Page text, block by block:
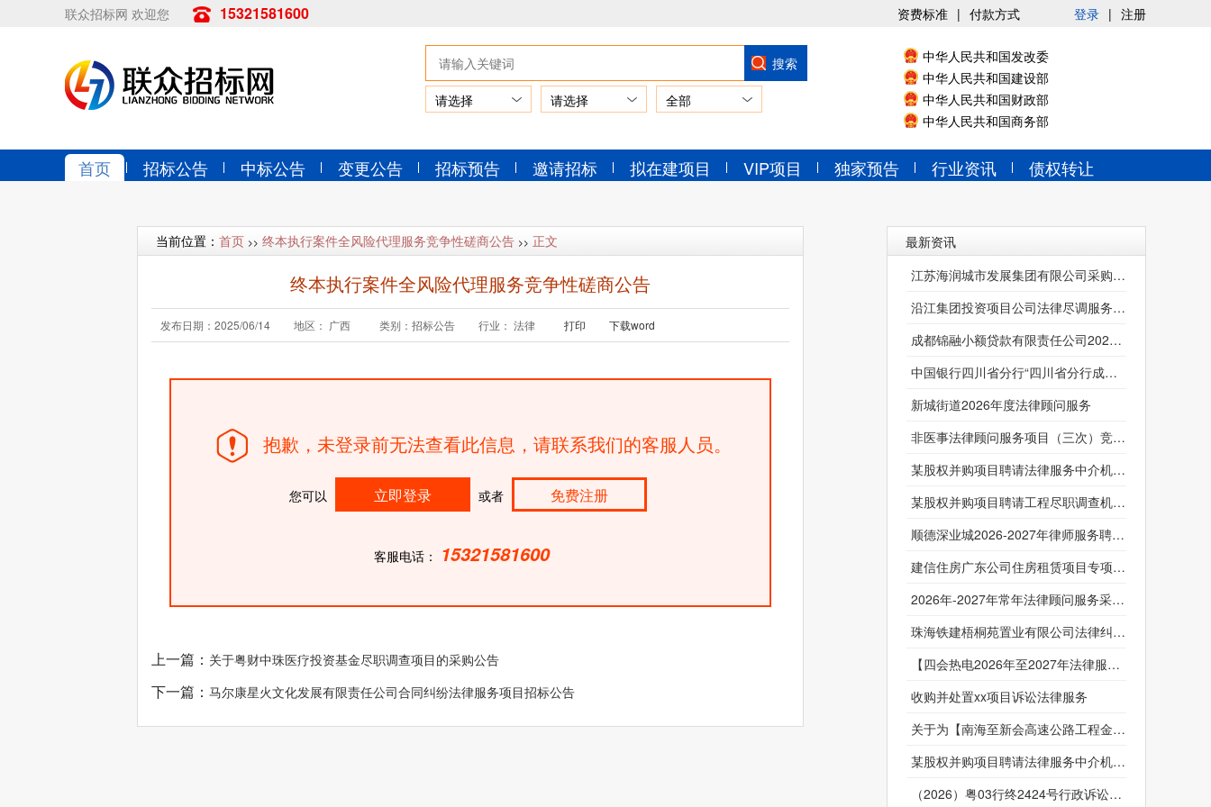
联众招标网 欢迎您 15321581600 资费标准 | 付款方式 登录 | 注册
请选择 请选择
中华人民共和国发改委
中华人民共和国建设部
中华人民共和国财政部
中华人民共和国商务部
首页 招标公告 中标公告 变更公告 招标预告 邀请招标 拟在建项目 VIP项目 独家预告 行业资讯 债权转让
当前位置： 首页 >> 终本执行案件全风险代理服务竞争性磋商公告 >> 正文
终本执行案件全风险代理服务竞争性磋商公告
发布日期：2025/06/14 地区： 广西 类别：招标公告 行业： 法律 打印 下载word
抱歉，未登录前无法查看此信息，请联系我们的客服人员。
您可以 立即登录 或者 免费注册
客服电话： 15321581600
上一篇： 关于粤财中珠医疗投资基金尽职调查项目的采购公告
下一篇： 马尔康星火文化发展有限责任公司合同纠纷法律服务项目招标公告
最新资讯
江苏海润城市发展集团有限公司采购2026年度融资业务法律服务机构项目招标公告
沿江集团投资项目公司法律尽调服务采购项目
成都锦融小额贷款有限责任公司2026-2027年常年法律顾问服务机构选聘项目比选公告
中国银行四川省分行“四川省分行成都地区个人贷款催诉一体合作律师事务所选型入围”邀请公告
新城街道2026年度法律顾问服务
非医事法律顾问服务项目（三次）竞争性磋商采购公告
某股权并购项目聘请法律服务中介机构比选公告1
某股权并购项目聘请工程尽职调查机构比选公告
顺德深业城2026-2027年律师服务聘请立项询价采购公告
建信住房广东公司住房租赁项目专项法律服务采购供应商征集公告
2026年-2027年常年法律顾问服务采购公告
珠海铁建梧桐苑置业有限公司法律纠纷案件委托代理服务询比采购公告1
【四会热电2026年至2027年法律服务】采购公告
收购并处置xx项目诉讼法律服务
关于为【南海至新会高速公路工程金某强行政复议及后续诉讼法律服务】公开选取【律师事务所服务】机构的公告
某股权并购项目聘请法律服务中介机构比选公告
（2026）粤03行终2424号行政诉讼案代理服务采购公告（采购实施前）